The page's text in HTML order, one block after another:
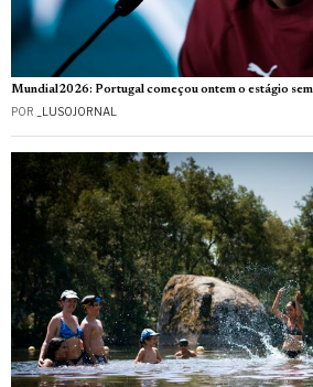
Mundial2026: Portugal começou ontem o estágio sem
POR _LUSOJORNAL